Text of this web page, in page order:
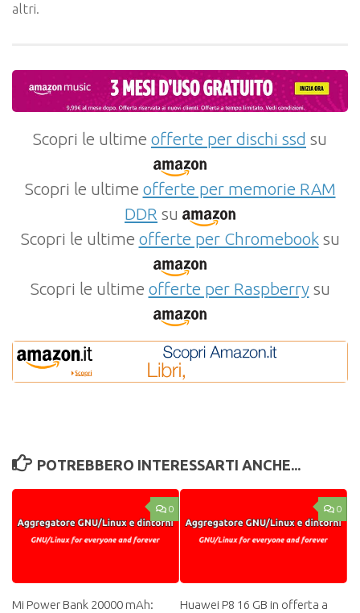
altri.
Scopri le ultime offerte per dischi ssd su
Scopri le ultime offerte per memorie RAM
DDR su
Scopri le ultime offerte per Chromebooksu
Scopri le ultime offerte per Raspberrysu
POTREBBERO INTERESSARTI ANCHE...
0
Mi Power Bank 20000 mAh:
0
Huawei P8 16 GB in offerta a